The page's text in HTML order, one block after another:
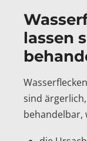
lassen
sind
behandelbar,